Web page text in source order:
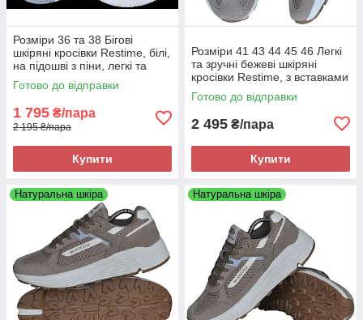
Розміри 36 та 38 Бігові
шкіряні кросівки Restime, білі,
на підошві з піни, легкі та
комфортні
Готово до відправки
1 795 ₴/пара
2 195 ₴/пара
Купити
Розміри 41 43 44 45 46 Легкі
та зручні бежеві шкіряні
кросівки Restime, з вставками
з сітки, літо осінь, на підошві з
піни
Готово до відправки
2 495 ₴/пара
Купити
Натуральна шкіра Натуральна шкіра